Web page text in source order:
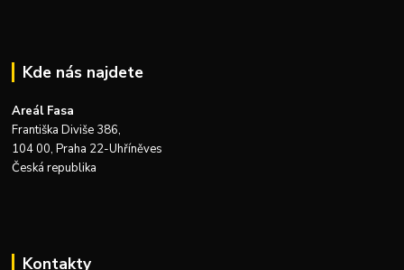
Kde nás najdete
Areál Fasa
Františka Diviše 386,
104 00, Praha 22-Uhříněves
Česká republika
Kontakty